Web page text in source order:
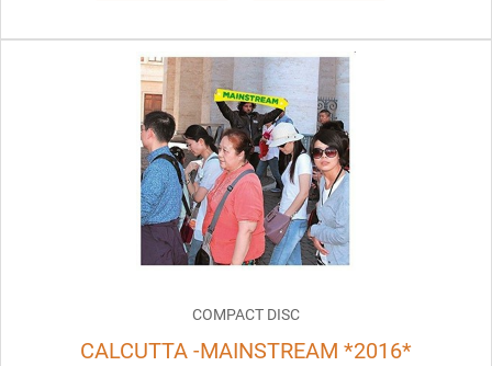
COMPACT DISC
CALCUTTA -MAINSTREAM *2016*